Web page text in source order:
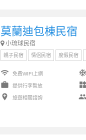
莫蘭迪包棟民宿
小琉球民宿
親子民宿 情侶民宿 度假民宿
wifi 免費WIFI上網
work 提供行李暫放
add_location 旅遊相關諮詢
ac_unit
widgets